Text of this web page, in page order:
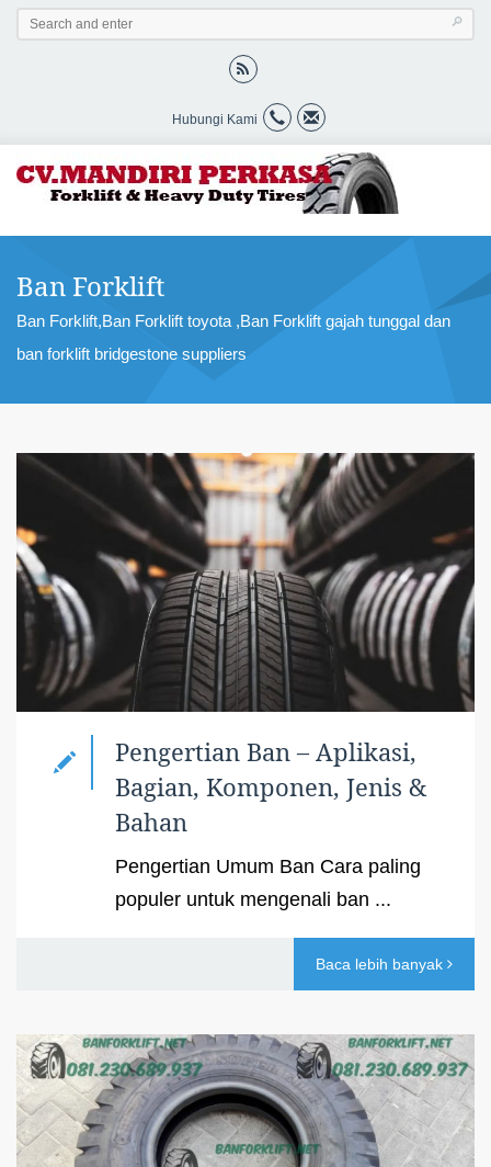
Hubungi Kami
Ban Forklift
Ban Forklift,Ban Forklift toyota ,Ban Forklift gajah tunggal dan
ban forklift bridgestone suppliers
Pengertian Ban – Aplikasi,
Bagian, Komponen, Jenis &
Bahan
Pengertian Umum Ban Cara paling
populer untuk mengenali ban ...
Baca lebih banyak